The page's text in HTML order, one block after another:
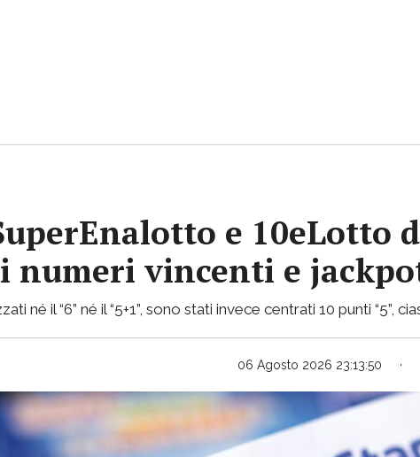
e 10eLotto
numeri vincenti e
né il “6” né il “5+1”, sono stati invece centrati 10 punti “5”,
06 Agosto 2026 23:13:50